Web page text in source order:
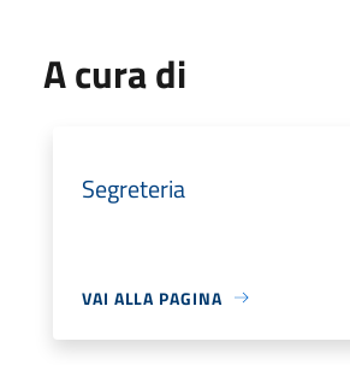
A cura di
Segreteria
VAI ALLA PAGINA